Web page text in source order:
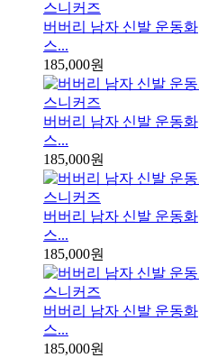
버버리 남자 신발 운동화
스...
185,000원
버버리 남자 신발 운동화
스...
185,000원
버버리 남자 신발 운동화
스...
185,000원
버버리 남자 신발 운동화
스...
185,000원